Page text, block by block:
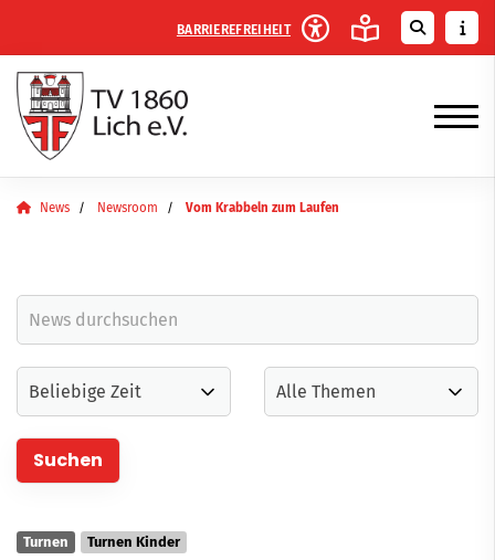
BARRIEREFREIHEIT
News Newsroom Vom Krabbeln zum Laufen
Turnen Turnen Kinder